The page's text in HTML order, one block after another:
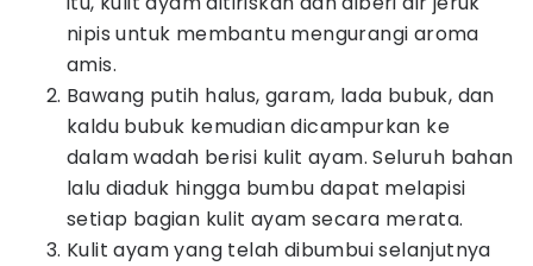
nipis untuk membantu mengurangi aroma
amis.
Bawang putih halus, garam, lada bubuk, dan
kaldu bubuk kemudian dicampurkan ke
dalam wadah berisi kulit ayam. Seluruh bahan
lalu diaduk hingga bumbu dapat melapisi
setiap bagian kulit ayam secara merata.
Kulit ayam yang telah dibumbui selanjutnya